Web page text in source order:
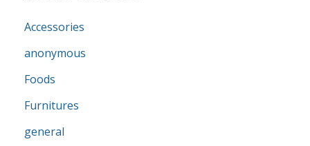
Accessories
anonymous
Foods
Furnitures
general